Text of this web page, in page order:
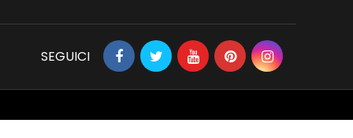
SEGUICI